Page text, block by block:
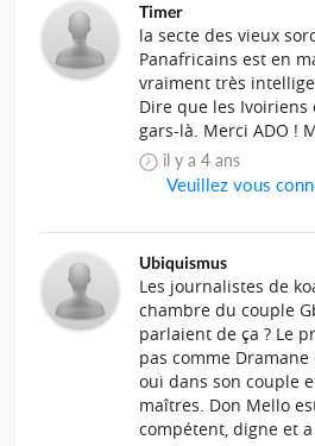
Timer
la secte des vieux
Panafricains est en
vraiment très
Dire que les
gars-là. Merci ADO !
il y a 4 ans
Veuillez vous
Ubiquismus
Les journalistes de
chambre du couple
parlaient de ça ? Le
pas comme
oui dans son couple
maîtres. Don Mello
compétent, digne et